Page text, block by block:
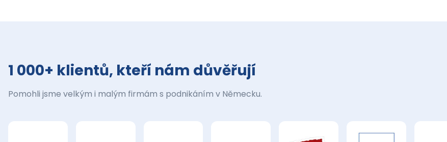
1 000+ klientů, kteří nám důvěřují
Pomohli jsme velkým i malým firmám s podnikáním v Německu.